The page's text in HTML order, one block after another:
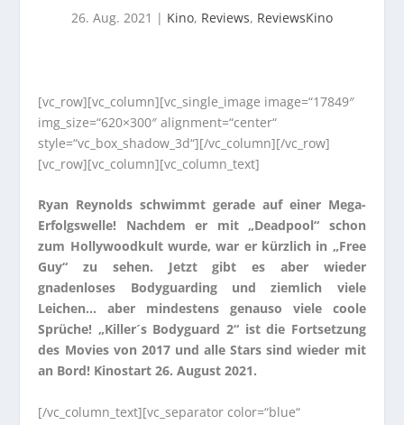
26. Aug. 2021 | Kino, Reviews, ReviewsKino
[vc_row][vc_column][vc_single_image image=“17849″
img_size=“620×300″ alignment=“center“
style=“vc_box_shadow_3d“][/vc_column][/vc_row]
[vc_row][vc_column][vc_column_text]
Ryan Reynolds schwimmt gerade auf einer Mega-
Erfolgswelle! Nachdem er mit „Deadpool“ schon
zum Hollywoodkult wurde, war er kürzlich in „Free
Guy“ zu sehen. Jetzt gibt es aber wieder
gnadenloses Bodyguarding und ziemlich viele
Leichen… aber mindestens genauso viele coole
Sprüche! „Killer´s Bodyguard 2“ ist die Fortsetzung
des Movies von 2017 und alle Stars sind wieder mit
an Bord! Kinostart 26. August 2021.
[/vc_column_text][vc_separator color=“blue“